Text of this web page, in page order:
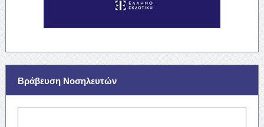
Βράβευση Νοσηλευτών